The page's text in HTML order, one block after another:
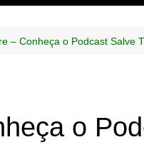
– Conheça o Podcast Salve
o